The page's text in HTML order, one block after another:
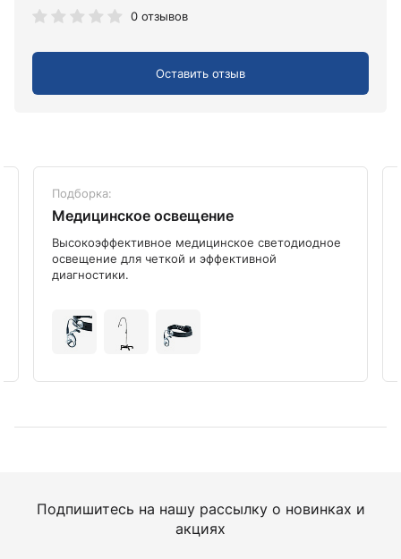
0 отзывов
Оставить отзыв
Подборка:
Медицинское освещение
Высокоэффективное медицинское светодиодное
освещение для четкой и эффективной
диагностики.
Подпишитесь на нашу рассылку о новинках и
акциях